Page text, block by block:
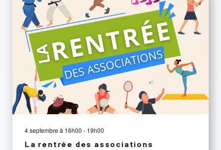
4 septembre à 16h00 - 19h00
La rentrée des associations